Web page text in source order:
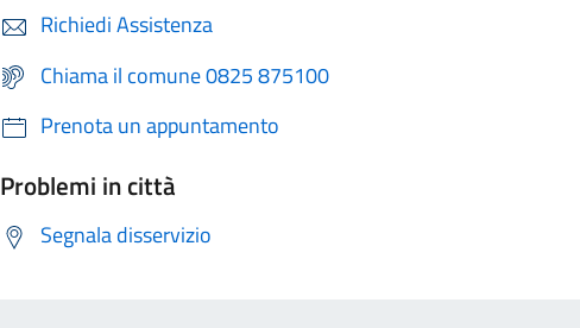
Richiedi Assistenza
Chiama il comune 0825 875100
Prenota un appuntamento
Problemi in città
Segnala disservizio